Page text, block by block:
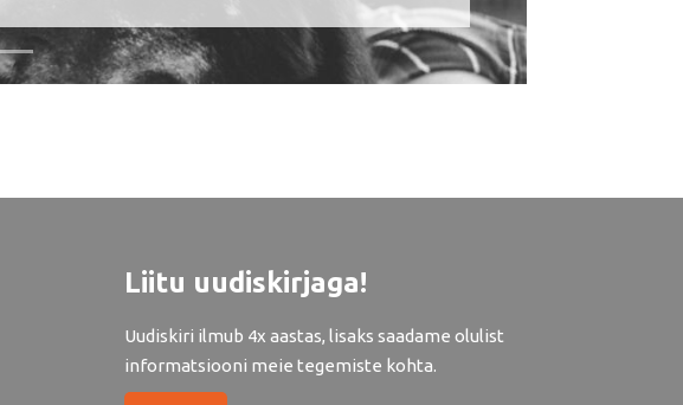
Liitu uudiskirjaga!
Uudiskiri ilmub 4x aastas, lisaks saadame olulist
informatsiooni meie tegemiste kohta.